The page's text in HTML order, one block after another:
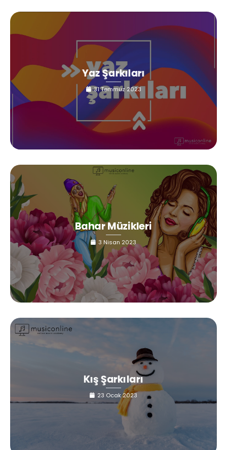
Yaz Şarkıları
31 Temmuz 2023
Bahar Müzikleri
3 Nisan 2023
Kış Şarkıları
23 Ocak 2023